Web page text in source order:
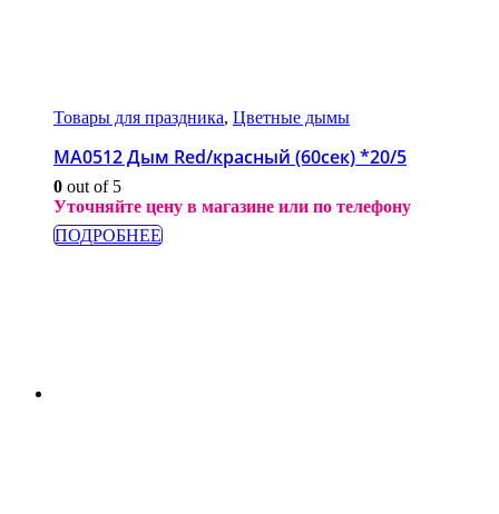
Товары для праздника, Цветные дымы
МА0512 Дым Red/красный (60сек) *20/5
0 out of 5
Уточняйте цену в магазине или по телефону
ПОДРОБНЕЕ